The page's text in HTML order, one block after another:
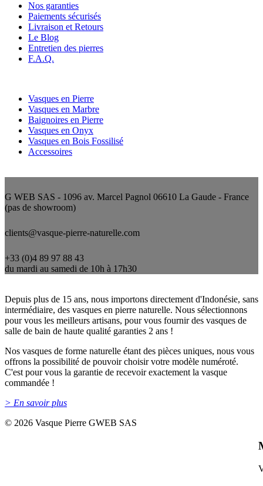
Nos garanties
Paiements sécurisés
Livraison et Retours
Le Blog
Entretien des pierres
F.A.Q.
Vasques en Pierre
Vasques en Marbre
Baignoires en Pierre
Vasques en Onyx
Vasques en Bois Fossilisé
Accessoires
G WEB SAS - 1096 av. Marcel Pagnol 06610 La Gaude - France
(pas de showroom)
clients@vasque-pierre-naturelle.com
+33 (0)4 89 97 88 43
du mardi au samedi de 10h à 17h30
Depuis plus de 15 ans, nous importons directement d'Indonésie, sans
intermédiaire, des vasques en pierre naturelle. Nous sélectionnons
pour vous les meilleurs artisans, pour vous fournir des vasques de
salle de bain de haute qualité garanties 2 ans !
Nos vasques de forme naturelle étant des pièces uniques, nous vous
offrons la possibilité de pouvoir choisir votre modèle numéroté.
C'est pour vous la garantie de recevoir exactement la vasque
commandée !
> En savoir plus
© 2026 Vasque Pierre GWEB SAS